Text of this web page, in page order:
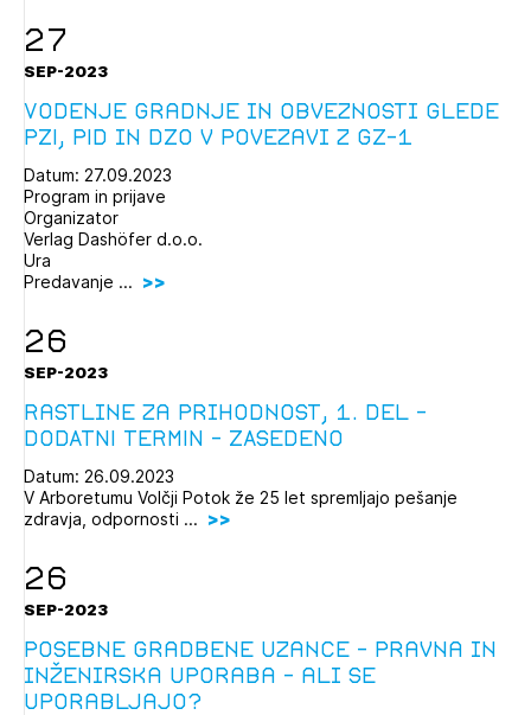
27
SEP-2023
Vodenje gradnje in obveznosti glede
PZI, PID in DZO v povezavi z GZ-1
Datum: 27.09.2023
Program in prijave
Organizator
Verlag Dashöfer d.o.o.
Ura
Predavanje ...
26
SEP-2023
Rastline za prihodnost, 1. del -
DODATNI TERMIN - ZASEDENO
Datum: 26.09.2023
V Arboretumu Volčji Potok že 25 let spremljajo pešanje
zdravja, odpornosti ...
26
SEP-2023
Posebne gradbene uzance - pravna in
inženirska uporaba - ali se
uporabljajo?